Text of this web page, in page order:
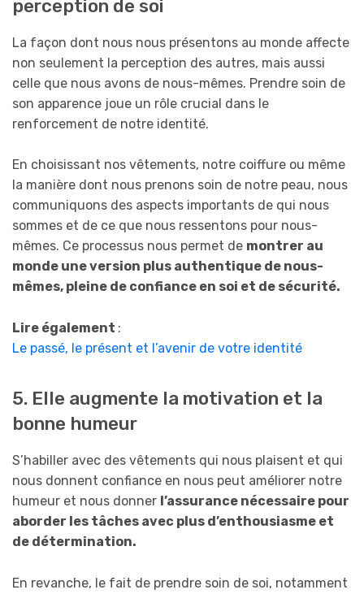
perception de soi
La façon dont nous nous présentons au monde affecte
non seulement la perception des autres, mais aussi
celle que nous avons de nous-mêmes. Prendre soin de
son apparence joue un rôle crucial dans le
renforcement de notre identité.
En choisissant nos vêtements, notre coiffure ou même
la manière dont nous prenons soin de notre peau, nous
communiquons des aspects importants de qui nous
sommes et de ce que nous ressentons pour nous-
mêmes. Ce processus nous permet de montrer au
monde une version plus authentique de nous-
mêmes, pleine de confiance en soi et de sécurité.
Lire également :
Le passé, le présent et l’avenir de votre identité
5. Elle augmente la motivation et la
bonne humeur
S’habiller avec des vêtements qui nous plaisent et qui
nous donnent confiance en nous peut améliorer notre
humeur et nous donner l’assurance nécessaire pour
aborder les tâches avec plus d’enthousiasme et
de détermination.
En revanche, le fait de prendre soin de soi, notamment